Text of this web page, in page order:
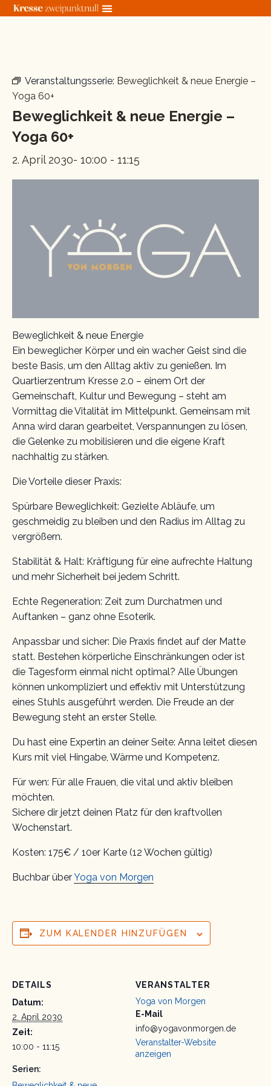
Zum
Veranstaltungsserie: Beweglichkeit & neue Energie –
Yoga 60+
Beweglichkeit & neue Energie –
Yoga 60+
2. April 2030- 10:00 - 11:15
Beweglichkeit & neue Energie
Ein beweglicher Körper und ein wacher Geist sind die
beste Basis, um den Alltag aktiv zu genießen. Im
Quartierzentrum Kresse 2.0 – einem Ort der
Gemeinschaft, Kultur und Bewegung – steht am
Vormittag die Vitalität im Mittelpunkt. Gemeinsam mit
Anna wird daran gearbeitet, Verspannungen zu lösen,
die Gelenke zu mobilisieren und die eigene Kraft
nachhaltig zu stärken.
Die Vorteile dieser Praxis:
Spürbare Beweglichkeit: Gezielte Abläufe, um
geschmeidig zu bleiben und den Radius im Alltag zu
vergrößern.
Stabilität & Halt: Kräftigung für eine aufrechte Haltung
und mehr Sicherheit bei jedem Schritt.
Echte Regeneration: Zeit zum Durchatmen und
Auftanken – ganz ohne Esoterik.
Anpassbar und sicher: Die Praxis findet auf der Matte
statt. Bestehen körperliche Einschränkungen oder ist
die Tagesform einmal nicht optimal? Alle Übungen
können unkompliziert und effektiv mit Unterstützung
eines Stuhls ausgeführt werden. Die Freude an der
Bewegung steht an erster Stelle.
Du hast eine Expertin an deiner Seite: Anna leitet diesen
Kurs mit viel Hingabe, Wärme und Kompetenz.
Für wen: Für alle Frauen, die vital und aktiv bleiben
möchten.
Sichere dir jetzt deinen Platz für den kraftvollen
Wochenstart.
Kosten: 175€ / 10er Karte (12 Wochen gültig)
Buchbar überYoga von Morgen
ZUM KALENDER HINZUFÜGEN
DETAILS
Datum:
2. April 2030
Zeit:
10:00 - 11:15
Serien:
VERANSTALTER
Yoga von Morgen
E-Mail
info@yogavonmorgen.de
Veranstalter-Website
anzeigen